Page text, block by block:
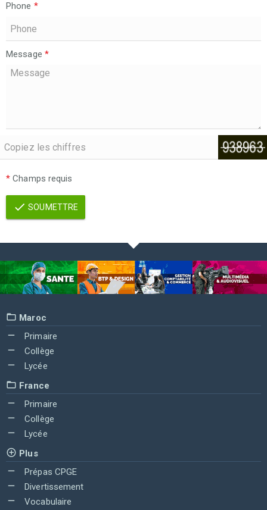
Phone *
Message *
* Champs requis
SOUMETTRE
Maroc
Primaire
Collège
Lycée
France
Primaire
Collège
Lycée
Plus
Prépas CPGE
Divertissement
Vocabulaire